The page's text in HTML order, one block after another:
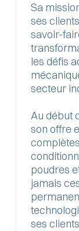
Sa
ses
savoir-
les défis
secteur
Au début
son offre
poudres
jamais
ses